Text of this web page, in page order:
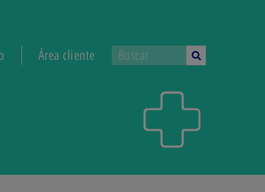
Área cliente